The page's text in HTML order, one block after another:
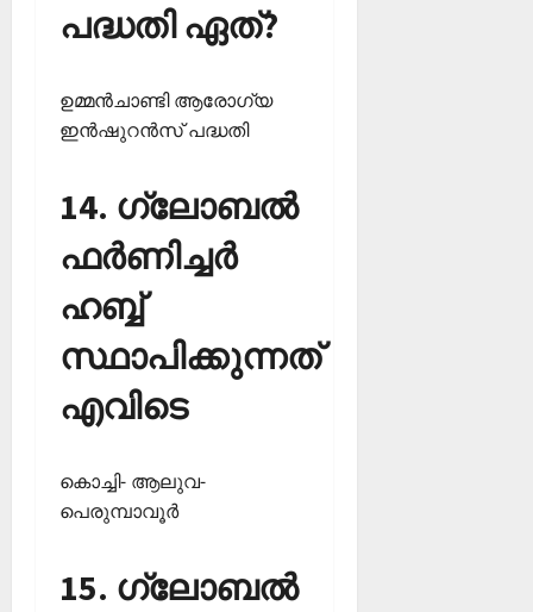
പദ്ധതി ഏത്?
ഉമ്മന്‍ചാണ്ടി ആരോഗ്യ
ഇന്‍ഷുറന്‍സ് പദ്ധതി
14. ഗ്ലോബല്‍
ഫര്‍ണിച്ചര്‍
ഹബ്ബ്
സ്ഥാപിക്കുന്നത്
എവിടെ
കൊച്ചി- ആലുവ-
പെരുമ്പാവൂര്‍
15. ഗ്ലോബല്‍